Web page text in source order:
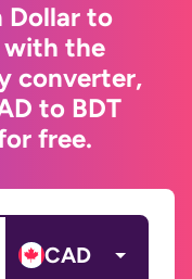
Dollar to
with the
converter,
to BDT
free.
CAD